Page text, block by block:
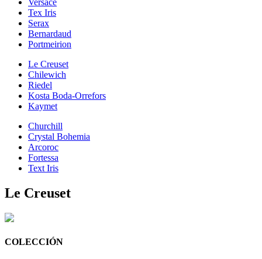
Tex Iris
Serax
Bernardaud
Portmeirion
Le Creuset
Chilewich
Riedel
Kosta Boda-Orrefors
Kaymet
Churchill
Crystal Bohemia
Arcoroc
Fortessa
Text Iris
Le Creuset
COLECCIÓN